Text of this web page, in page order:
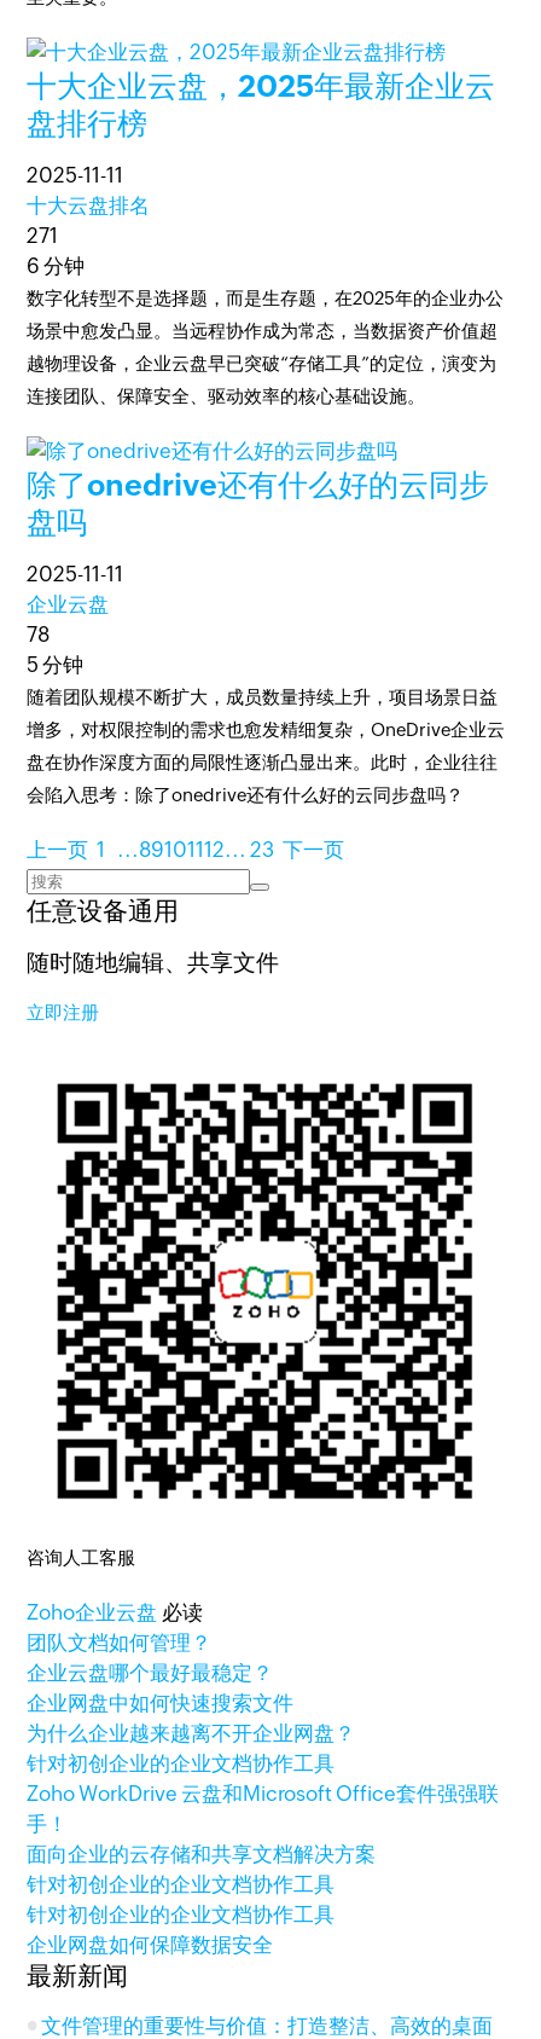
十大企业云盘，2025年最新企业云
盘排行榜
2025-11-11
十大云盘排名
271
6 分钟
数字化转型不是选择题，而是生存题，在2025年的企业办公
场景中愈发凸显。当远程协作成为常态，当数据资产价值超
越物理设备，企业云盘早已突破“存储工具”的定位，演变为
连接团队、保障安全、驱动效率的核心基础设施。
除了onedrive还有什么好的云同步
盘吗
2025-11-11
企业云盘
78
5 分钟
随着团队规模不断扩大，成员数量持续上升，项目场景日益
增多，对权限控制的需求也愈发精细复杂，OneDrive企业云
盘在协作深度方面的局限性逐渐凸显出来。此时，企业往往
会陷入思考：除了onedrive还有什么好的云同步盘吗？
上一页1 ...89101112... 23 下一页
任意设备通用
随时随地编辑、共享文件
立即注册
咨询人工客服
Zoho企业云盘 必读
团队文档如何管理？
企业云盘哪个最好最稳定？
企业网盘中如何快速搜索文件
为什么企业越来越离不开企业网盘？
针对初创企业的企业文档协作工具
Zoho WorkDrive 云盘和Microsoft Office套件强强联
手！
面向企业的云存储和共享文档解决方案
针对初创企业的企业文档协作工具
针对初创企业的企业文档协作工具
企业网盘如何保障数据安全
最新新闻
文件管理的重要性与价值：打造整洁、高效的桌面